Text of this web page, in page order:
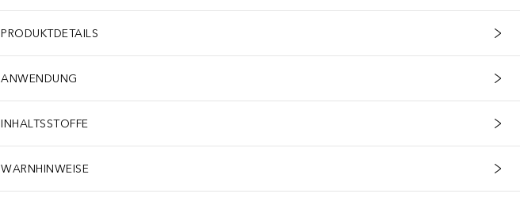
PRODUKTDETAILS
ANWENDUNG
INHALTSSTOFFE
WARNHINWEISE